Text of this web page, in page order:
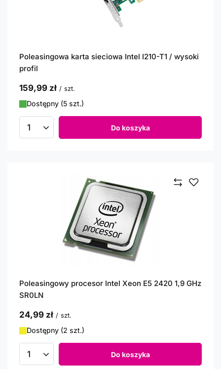
Poleasingowa karta sieciowa Intel I210-T1 / wysoki
profil
159,99 zł / szt.
Dostępny (5 szt.)
Ilość produktów Do koszyka
Poleasingowy procesor Intel Xeon E5 2420 1,9 GHz
SR0LN
24,99 zł / szt.
Dostępny (2 szt.)
Ilość produktów Do koszyka